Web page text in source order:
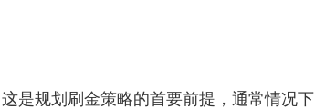
是规划刷金策略的首要前提，通常情况